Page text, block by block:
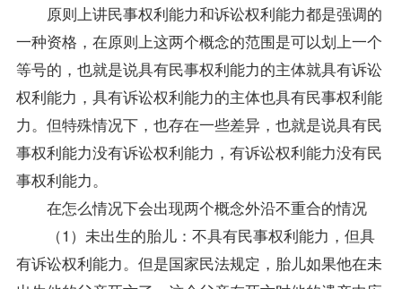
原则上讲民事权利能力和诉讼权利能力都是强调的
一种资格，在原则上这两个概念的范围是可以划上一个
等号的，也就是说具有民事权利能力的主体就具有诉讼
权利能力，具有诉讼权利能力的主体也具有民事权利能
力。但特殊情况下，也存在一些差异，也就是说具有民
事权利能力没有诉讼权利能力，有诉讼权利能力没有民
事权利能力。
在怎么情况下会出现两个概念外沿不重合的情况
（1）未出生的胎儿：不具有民事权利能力，但具
有诉讼权利能力。但是国家民法规定，胎儿如果他在未